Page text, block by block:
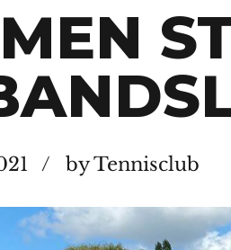
by Tennisclub